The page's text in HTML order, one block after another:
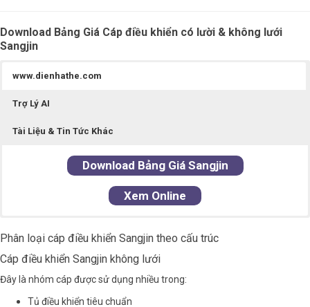
Download Bảng Giá Cáp điều khiển có lười & không lưới
Sangjin
www.dienhathe.com
Trợ Lý AI
Tài Liệu & Tin Tức Khác
Download Bảng Giá Sangjin
Xem Online
Tạp Chí Phong Vân
Phân loại cáp điều khiển Sangjin theo cấu trúc
Cáp điều khiển Sangjin không lưới
Đây là nhóm cáp được sử dụng nhiều trong:
Tủ điều khiển tiêu chuẩn